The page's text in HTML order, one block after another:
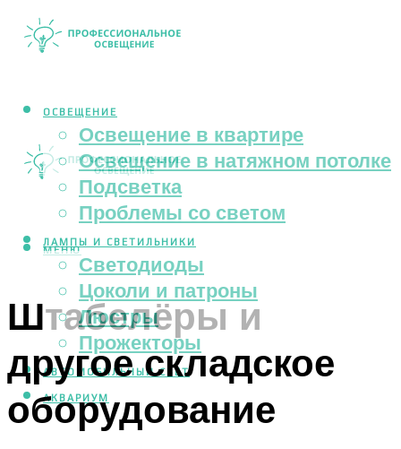
ОСВЕЩЕНИЕ
Освещение в квартире
Освещение в натяжном потолке
Подсветка
Проблемы со светом
ЛАМПЫ И СВЕТИЛЬНИКИ
Светодиоды
Цоколи и патроны
Люстры
Прожекторы
АВТОМОБИЛЬНЫЙ СВЕТ
АКВАРИУМ
МЕНЮ
Штабелёры и
другое складское
оборудование